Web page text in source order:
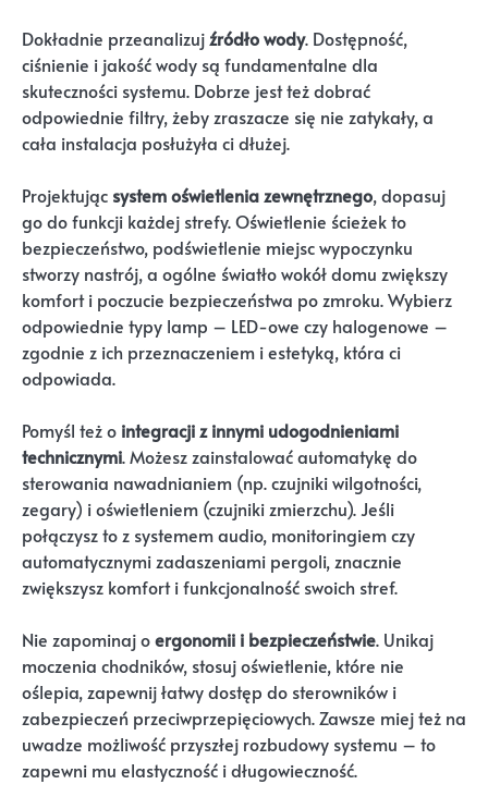
Dokładnie przeanalizuj źródło wody. Dostępność,
ciśnienie i jakość wody są fundamentalne dla
skuteczności systemu. Dobrze jest też dobrać
odpowiednie filtry, żeby zraszacze się nie zatykały, a
cała instalacja posłużyła ci dłużej.
Projektując system oświetlenia zewnętrznego, dopasuj
go do funkcji każdej strefy. Oświetlenie ścieżek to
bezpieczeństwo, podświetlenie miejsc wypoczynku
stworzy nastrój, a ogólne światło wokół domu zwiększy
komfort i poczucie bezpieczeństwa po zmroku. Wybierz
odpowiednie typy lamp – LED-owe czy halogenowe –
zgodnie z ich przeznaczeniem i estetyką, która ci
odpowiada.
Pomyśl też o integracji z innymi udogodnieniami
technicznymi. Możesz zainstalować automatykę do
sterowania nawadnianiem (np. czujniki wilgotności,
zegary) i oświetleniem (czujniki zmierzchu). Jeśli
połączysz to z systemem audio, monitoringiem czy
automatycznymi zadaszeniami pergoli, znacznie
zwiększysz komfort i funkcjonalność swoich stref.
Nie zapominaj oergonomii i bezpieczeństwie. Unikaj
moczenia chodników, stosuj oświetlenie, które nie
oślepia, zapewnij łatwy dostęp do sterowników i
zabezpieczeń przeciwprzepięciowych. Zawsze miej też na
uwadze możliwość przyszłej rozbudowy systemu – to
zapewni mu elastyczność i długowieczność.